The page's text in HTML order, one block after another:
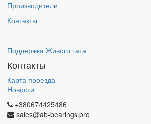
Производители
Контакты
Поддержка Живого чата
Контакты
Карта проезда
Новости
+380674425486
sales@ab-bearings.pro